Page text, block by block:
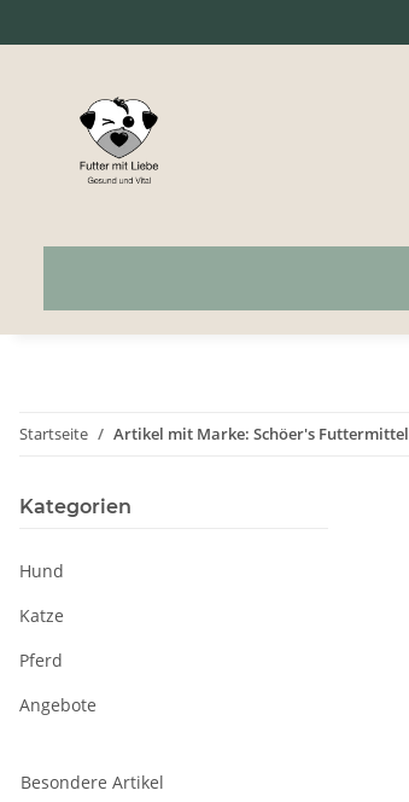
Startseite Artikel mit Marke: Schöer's Futtermittel
Kategorien
Hund
Katze
Pferd
Angebote
Besondere Artikel